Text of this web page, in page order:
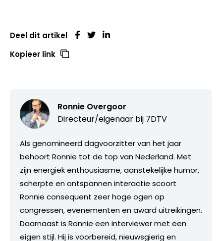
Deel dit artikel
Kopieer link
Ronnie Overgoor
Directeur/eigenaar bij 7DTV
Als genomineerd dagvoorzitter van het jaar
behoort Ronnie tot de top van Nederland. Met
zijn energiek enthousiasme, aanstekelijke humor,
scherpte en ontspannen interactie scoort
Ronnie consequent zeer hoge ogen op
congressen, evenementen en award uitreikingen.
Daarnaast is Ronnie een interviewer met een
eigen stijl. Hij is voorbereid, nieuwsgierig en